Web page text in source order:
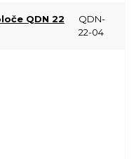
QDN 22
QDN-
22-04